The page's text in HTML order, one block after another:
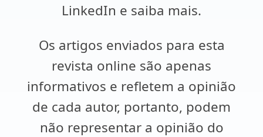
LinkedIn e saiba mais.
Os artigos enviados para esta
revista online são apenas
informativos e refletem a opinião
de cada autor, portanto, podem
não representar a opinião do